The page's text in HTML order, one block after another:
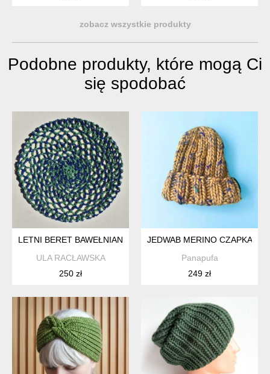
zobacz wszystkie produkty
Podobne produkty, które mogą Ci
się spodobać
LETNI BERET BAWEŁNIANY
ULA RACŁAWSKA
250 zł
JEDWAB MERINO CZAPKA W
Panapufa
249 zł